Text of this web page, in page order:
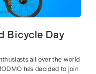
Bicycle Day
all over the world
has decided to join